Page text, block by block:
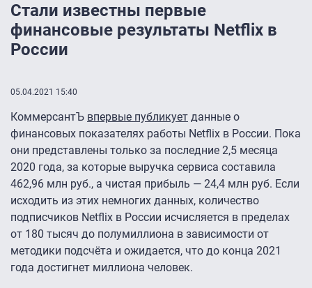
Стали известны первые
финансовые результаты Netflix в
России
05.04.2021 15:40
КоммерсантЪ впервые публикует данные о
финансовых показателях работы Netflix в России. Пока
они представлены только за последние 2,5 месяца
2020 года, за которые выручка сервиса составила
462,96 млн руб., а чистая прибыль — 24,4 млн руб. Если
исходить из этих немногих данных, количество
подписчиков Netflix в России исчисляется в пределах
от 180 тысяч до полумиллиона в зависимости от
методики подсчёта и ожидается, что до конца 2021
года достигнет миллиона человек.